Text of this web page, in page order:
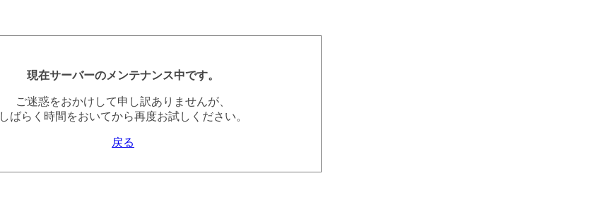
現在サーバーのメンテナンス中です。
ご迷惑をおかけして申し訳ありませんが、
しばらく時間をおいてから再度お試しください。
戻る